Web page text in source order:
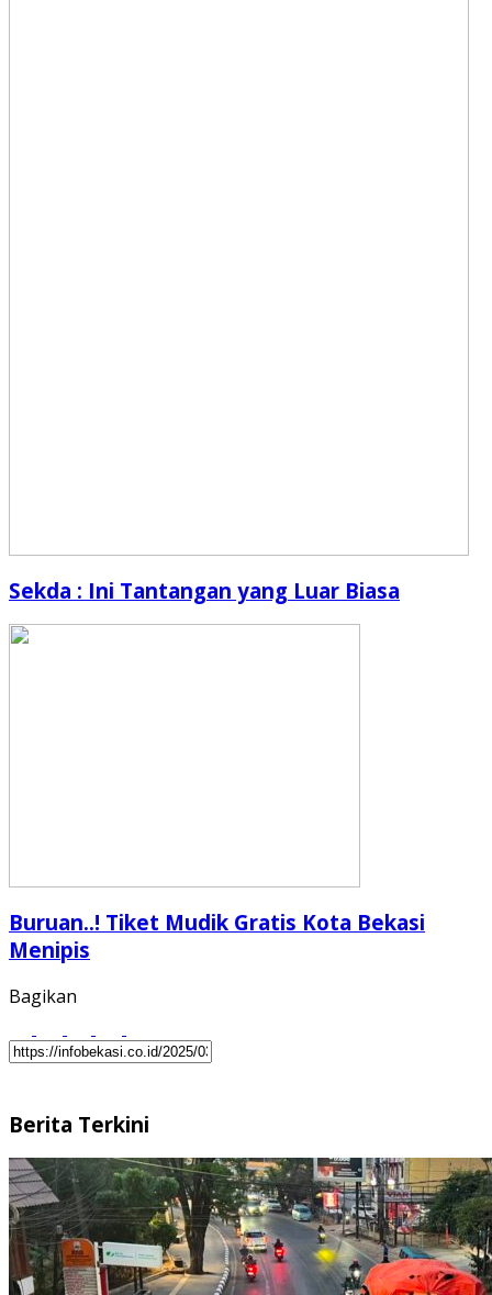
Sekda : Ini Tantangan yang Luar Biasa
Buruan..! Tiket Mudik Gratis Kota Bekasi
Menipis
Bagikan
Berita Terkini